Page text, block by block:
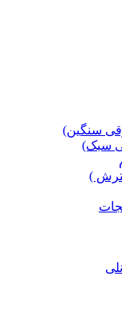
سنگین)
سبک)
)